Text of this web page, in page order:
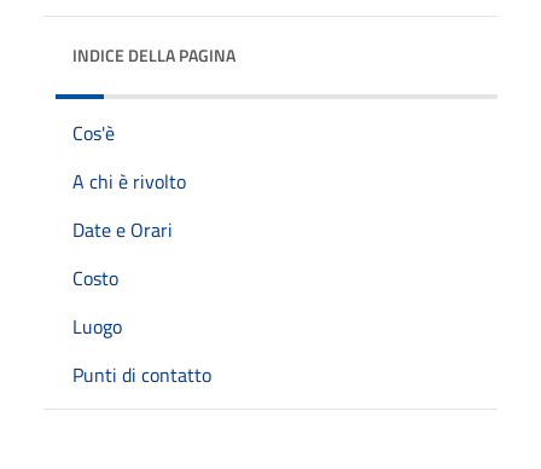
INDICE DELLA PAGINA
Cos'è
A chi è rivolto
Date e Orari
Costo
Luogo
Punti di contatto